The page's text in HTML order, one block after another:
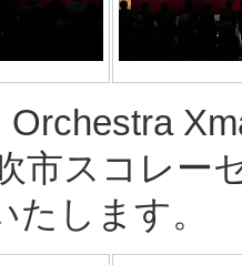
Orchestra
市スコレー
します。